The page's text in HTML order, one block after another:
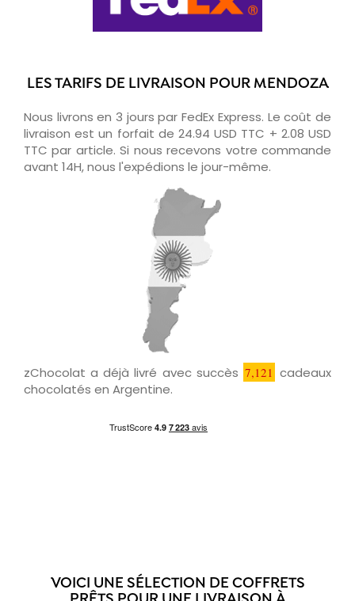
LES TARIFS DE LIVRAISON POUR MENDOZA
Nous livrons en 3 jours par FedEx Express. Le coût de
livraison est un forfait de 24.94 USD TTC + 2.08 USD
TTC par article. Si nous recevons votre commande
avant 14H, nous l'expédions le jour-même.
zChocolat a déjà livré avec succès 7,121 cadeaux
chocolatés en Argentine.
VOICI UNE SÉLECTION DE COFFRETS